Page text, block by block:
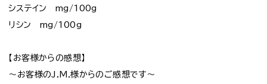
システイン mg/100g
リシン mg/100g
【お客様からの感想】
～お客様のJ.M.様からのご感想です～